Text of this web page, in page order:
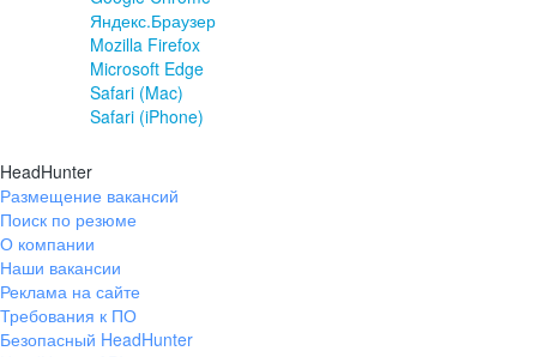
Яндекс.Браузер
Mozilla Firefox
Microsoft Edge
Safari (Mac)
Safari (iPhone)
HeadHunter
Размещение вакансий
Поиск по резюме
О компании
Наши вакансии
Реклама на сайте
Требования к ПО
Безопасный HeadHunter